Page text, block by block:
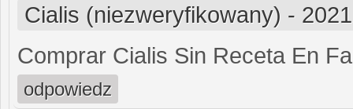
Cialis (niezweryfikowany) -
Comprar Cialis Sin Receta En
odpowiedz